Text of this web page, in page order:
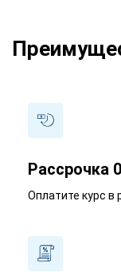
Рассрочка
Оплатите курс в